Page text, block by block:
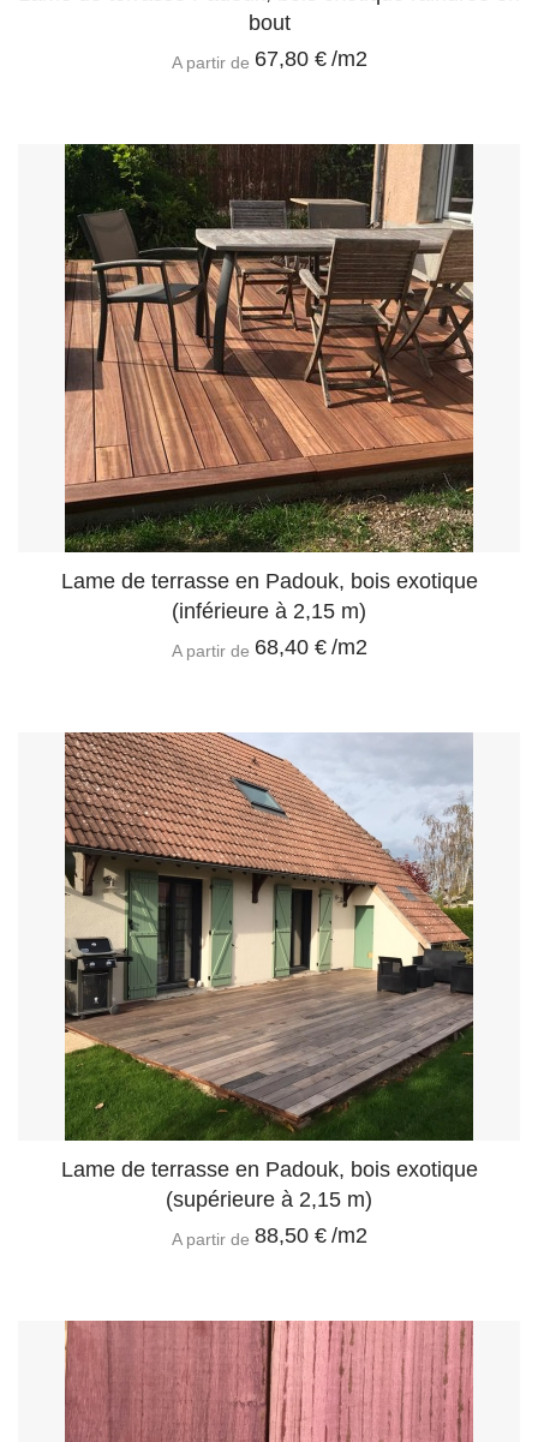
bout
A partir de 67,80 € /m2
Lame de terrasse en Padouk, bois exotique
(inférieure à 2,15 m)
A partir de 68,40 € /m2
Lame de terrasse en Padouk, bois exotique
(supérieure à 2,15 m)
A partir de 88,50 € /m2